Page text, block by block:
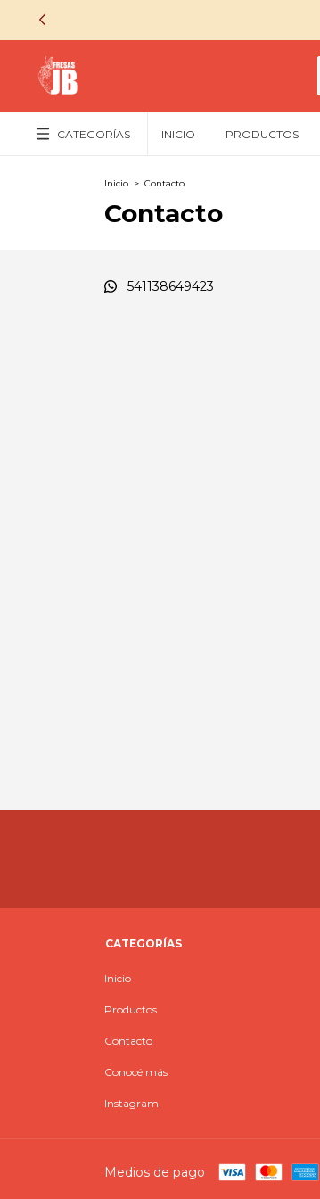
CATEGORÍAS INICIO PRODUCTOS
Inicio > Contacto
Contacto
541138649423
CATEGORÍAS
Inicio
Productos
Contacto
Conocé más
Instagram
Medios de pago